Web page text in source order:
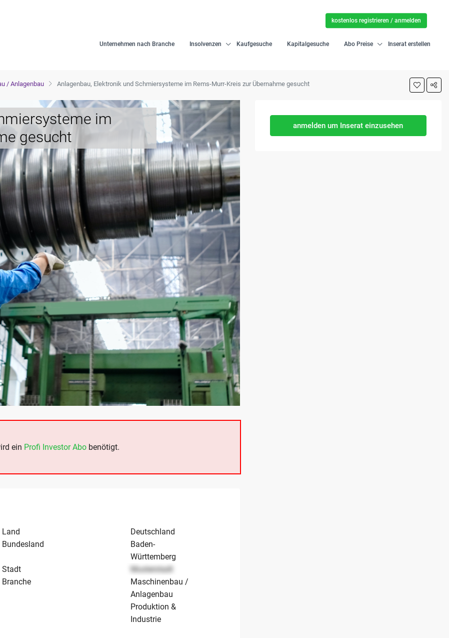
Unternehmen nach Branche Insolvenzen Kaufgesuche Kapitalgesuche Abo Preise Inserat erstellen
kostenlos registrieren / anmelden
/ Anlagenbau Anlagenbau, Elektronik und Schmiersysteme im Rems-Murr-Kreis zur Übernahme gesucht
im
gesucht
ein Profi Investor Abo benötigt.
Land
Deutschland
Bundesland
Baden-
Württemberg
Stadt
Musterstadt
Branche
Maschinenbau /
Anlagenbau
Produktion &
Industrie
anmelden um Inserat einzusehen